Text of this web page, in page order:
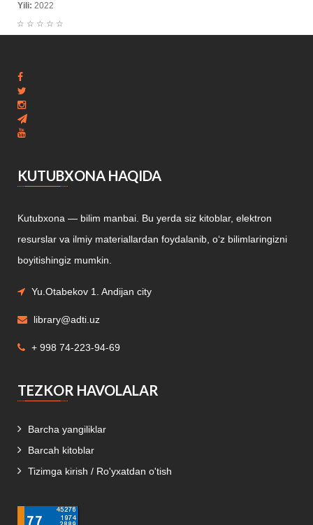
Yili: 2022
☆
☆
☆
☆
☆
KUTUBXONA HAQIDA
Kutubxona — bilim manbai. Bu yerda siz kitoblar, elektron
resurslar va ilmiy materiallardan foydalanib, o‘z bilimlaringizni
boyitishingiz mumkin.
Yu.Otabekov 1. Andijan city
library@adti.uz
+ 998 74-223-94-69
TEZKOR HAVOLALAR
Barcha yangiliklar
Barcah kitoblar
Tizimga kirish / Ro'yxatdan o'tish